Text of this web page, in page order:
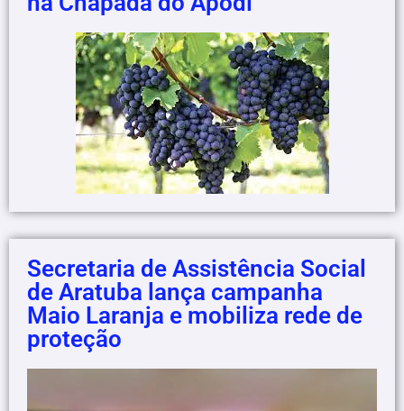
Secretaria de Assistência Social
de Aratuba lança campanha
Maio Laranja e mobiliza rede de
proteção